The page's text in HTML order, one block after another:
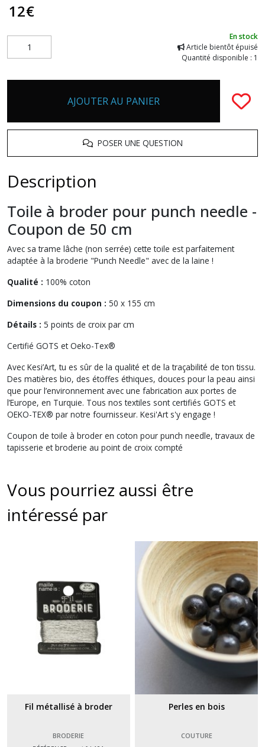
12€
En stock
Article bientôt épuisé
Quantité disponible : 1
AJOUTER AU PANIER
POSER UNE QUESTION
Description
Toile à broder pour punch needle -
Coupon de 50 cm
Avec sa trame lâche (non serrée) cette toile est parfaitement
adaptée à la broderie "Punch Needle" avec de la laine !
Qualité : 100% coton
Dimensions du coupon : 50 x 155 cm
Détails : 5 points de croix par cm
Certifié GOTS et Oeko-Tex®
Avec Kesi’Art, tu es sûr de la qualité et de la traçabilité de ton tissu.
Des matières bio, des étoffes éthiques, douces pour la peau ainsi
que pour l’environnement avec une fabrication aux portes de
l’Europe, en Turquie. Tous nos textiles sont certifiés GOTS et
OEKO-TEX® par notre fournisseur. Kesi'Art s'y engage !
Coupon de toile à broder en coton pour punch needle, travaux de
tapisserie et broderie au point de croix compté
Vous pourriez aussi être
intéressé par
Fil métallisé à broder
BRODERIE
Perles en bois
COUTURE